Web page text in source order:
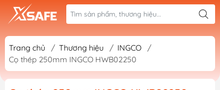
Trang chủ / Thương hiệu / INGCO
/
Cọ thép 250mm INGCO HWB02250